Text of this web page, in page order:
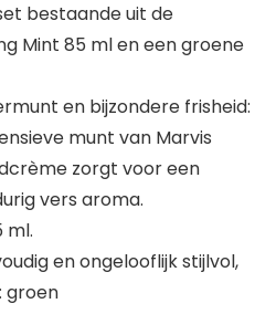
bestaande uit de
Mint 85 ml en een groene
en bijzondere frisheid:
munt van Marvis
zorgt voor een
vers aroma.
ml.
en ongelooflijk stijlvol,
groen